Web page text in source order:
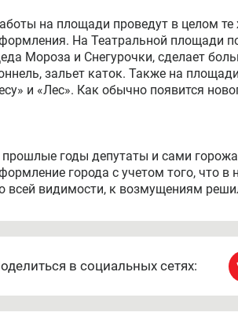
на площади проведут в целом
На Театральной площади
Мороза и Снегурочки, сделает
зальет каток. Также на
и «Лес». Как обычно появится
прошлые годы депутаты и сами
города с учетом того, что
всей видимости, к возмущениям
в социальных сетях: